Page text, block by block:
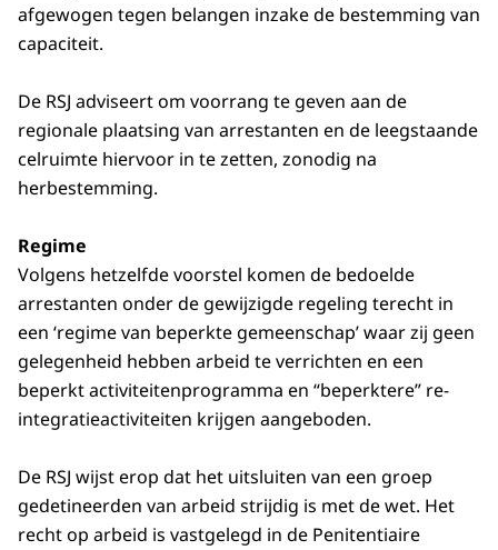
afgewogen tegen belangen inzake de bestemming van
capaciteit.
De RSJ adviseert om voorrang te geven aan de
regionale plaatsing van arrestanten en de leegstaande
celruimte hiervoor in te zetten, zonodig na
herbestemming.
Regime
Volgens hetzelfde voorstel komen de bedoelde
arrestanten onder de gewijzigde regeling terecht in
een ‘regime van beperkte gemeenschap’ waar zij geen
gelegenheid hebben arbeid te verrichten en een
beperkt activiteitenprogramma en “beperktere” re-
integratieactiviteiten krijgen aangeboden.
De RSJ wijst erop dat het uitsluiten van een groep
gedetineerden van arbeid strijdig is met de wet. Het
recht op arbeid is vastgelegd in de Penitentiaire